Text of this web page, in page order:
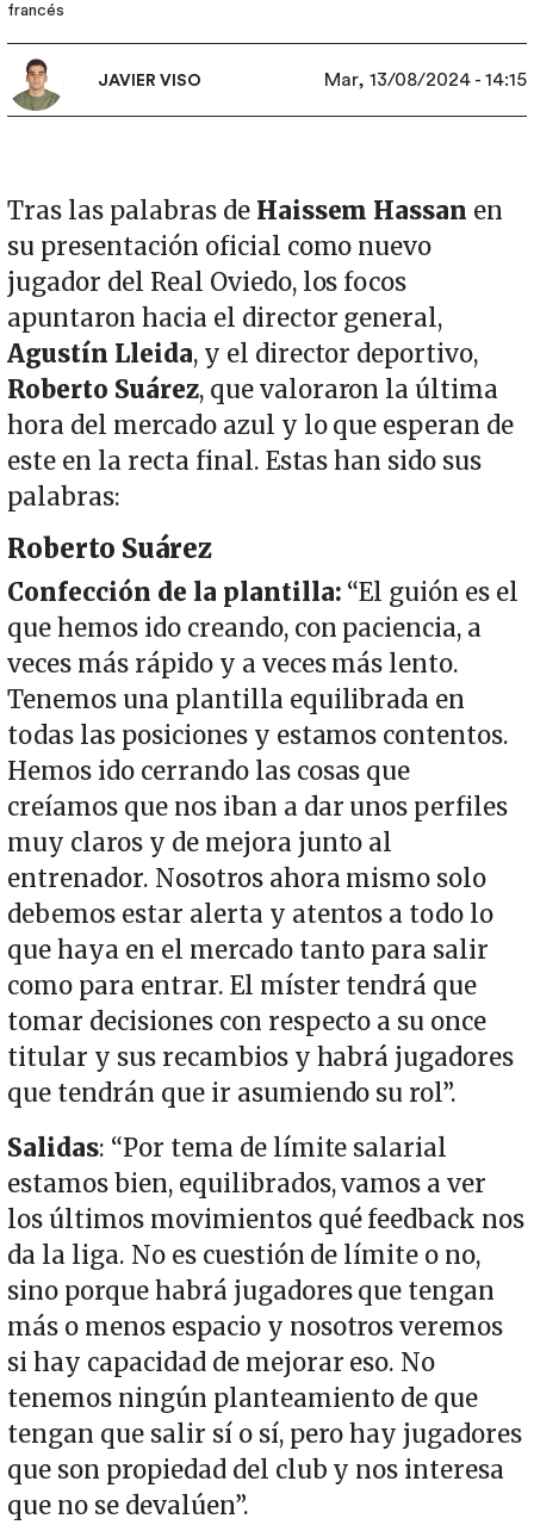
francés
JAVIER VISO Mar, 13/08/2024 - 14:15
Tras las palabras de Haissem Hassan en
su presentación oficial como nuevo
jugador del Real Oviedo, los focos
apuntaron hacia el director general,
Agustín Lleida, y el director deportivo,
Roberto Suárez, que valoraron la última
hora del mercado azul y lo que esperan de
este en la recta final. Estas han sido sus
palabras:
Roberto Suárez
Confección de la plantilla: “El guión es el
que hemos ido creando, con paciencia, a
veces más rápido y a veces más lento.
Tenemos una plantilla equilibrada en
todas las posiciones y estamos contentos.
Hemos ido cerrando las cosas que
creíamos que nos iban a dar unos perfiles
muy claros y de mejora junto al
entrenador. Nosotros ahora mismo solo
debemos estar alerta y atentos a todo lo
que haya en el mercado tanto para salir
como para entrar. El míster tendrá que
tomar decisiones con respecto a su once
titular y sus recambios y habrá jugadores
que tendrán que ir asumiendo su rol”.
Salidas: “Por tema de límite salarial
estamos bien, equilibrados, vamos a ver
los últimos movimientos qué feedback nos
da la liga. No es cuestión de límite o no,
sino porque habrá jugadores que tengan
más o menos espacio y nosotros veremos
si hay capacidad de mejorar eso. No
tenemos ningún planteamiento de que
tengan que salir sí o sí, pero hay jugadores
que son propiedad del club y nos interesa
que no se devalúen”.